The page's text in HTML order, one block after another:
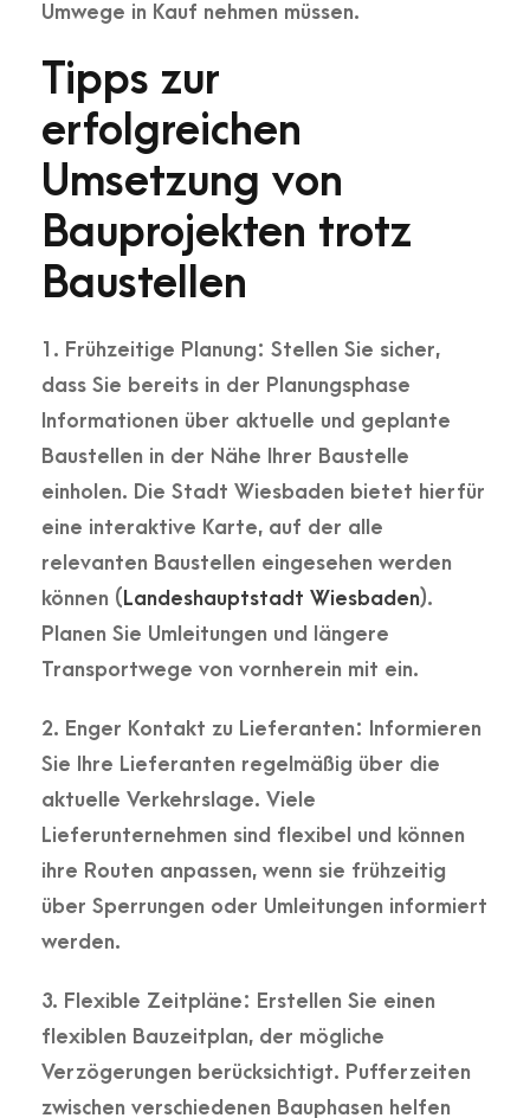
Umwege in Kauf nehmen müssen.
Tipps zur
erfolgreichen
Umsetzung von
Bauprojekten trotz
Baustellen
1. Frühzeitige Planung: Stellen Sie sicher,
dass Sie bereits in der Planungsphase
Informationen über aktuelle und geplante
Baustellen in der Nähe Ihrer Baustelle
einholen. Die Stadt Wiesbaden bietet hierfür
eine interaktive Karte, auf der alle
relevanten Baustellen eingesehen werden
können​ ( Landeshauptstadt Wiesbaden).
Planen Sie Umleitungen und längere
Transportwege von vornherein mit ein.
2. Enger Kontakt zu Lieferanten:
Informieren
Sie Ihre Lieferanten regelmäßig über die
aktuelle Verkehrslage. Viele
Lieferunternehmen sind flexibel und können
ihre Routen anpassen, wenn sie frühzeitig
über Sperrungen oder Umleitungen informiert
werden.
3. Flexible Zeitpläne: Erstellen Sie einen
flexiblen Bauzeitplan, der mögliche
Verzögerungen berücksichtigt. Pufferzeiten
zwischen verschiedenen Bauphasen helfen